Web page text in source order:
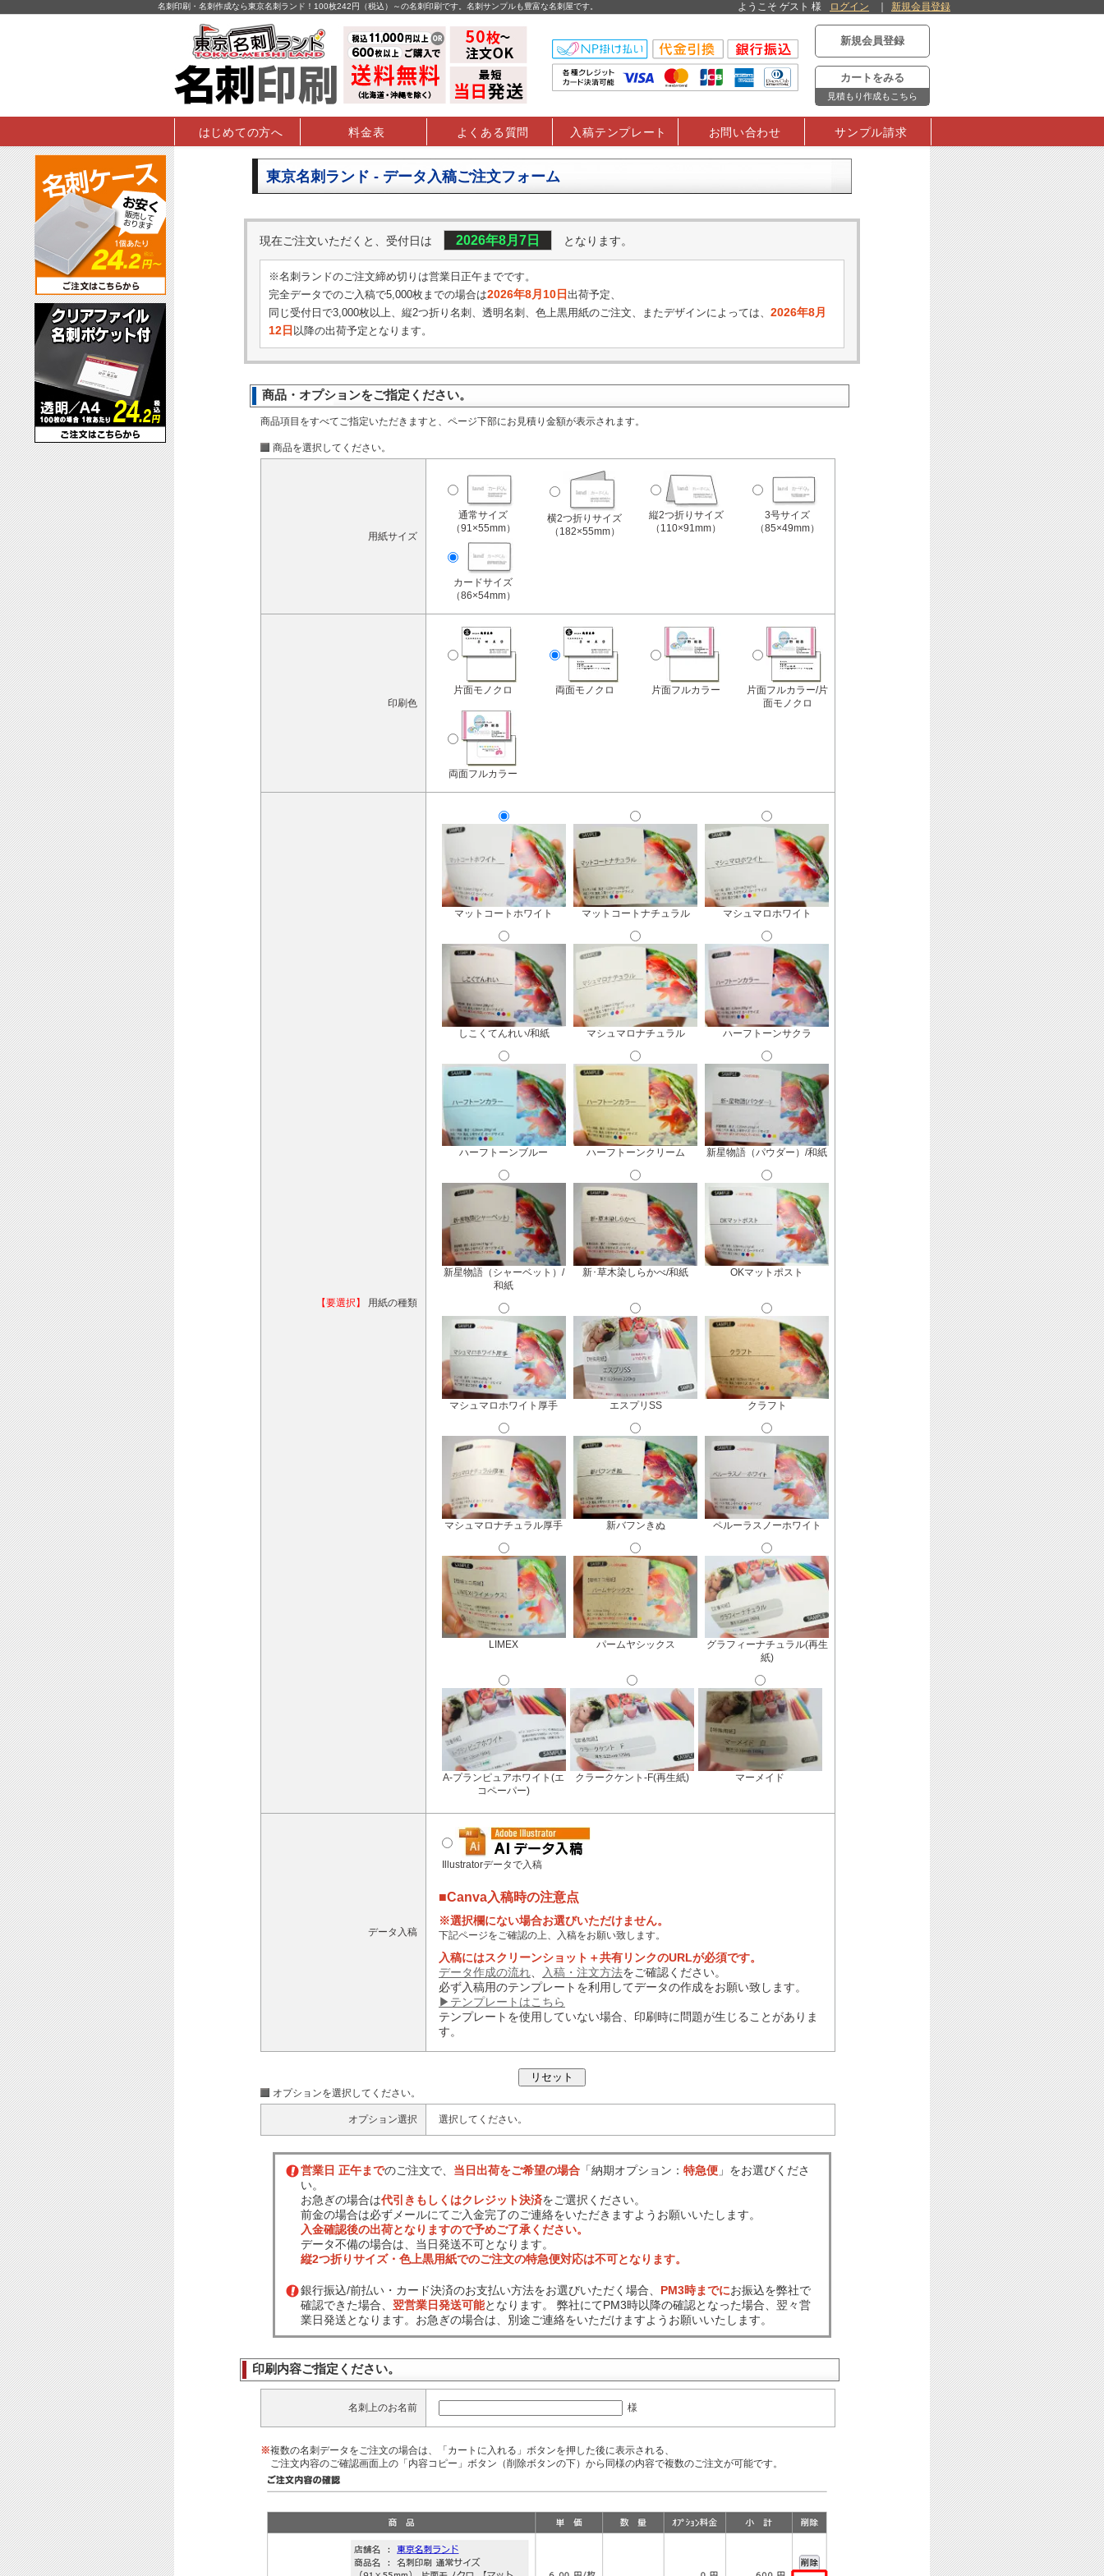
名刺印刷・名刺作成なら東京名刺ランド！100枚242円（税込）～の名刺印刷です。名刺サンプルも豊富な名刺屋です。 ようこそ ゲスト 様 ログイン 新規会員登録
新規会員登録
カートをみる
見積もり作成もこちら
はじめての方へ 料金表 よくある質問 入稿テンプレート お問い合わせ サンプル請求
東京名刺ランド - データ入稿ご注文フォーム
現在ご注文いただくと、受付日は 2026年8月7日 となります。
※名刺ランドのご注文締め切りは営業日正午までです。
完全データでのご入稿で5,000枚までの場合は2026年8月10日 出荷予定、
同じ受付日で3,000枚以上、縦2つ折り名刺、透明名刺、 色上黒用紙のご注文、またデザインによっては、 2026年8月
12日 以降の出荷予定となります。
商品・オプションをご指定ください。
商品項目をすべてご指定いただきますと、ページ下部にお見積り金額が表示されます。
商品を選択してください。
用紙サイズ
通常サイズ
（91×55mm）
横2つ折りサイズ
（182×55mm）
縦2つ折りサイズ
（110×91mm）
3号サイズ
（85×49mm）
カードサイズ
（86×54mm）
印刷色
片面モノクロ 両面モノクロ 片面フルカラー
片面フルカラー/片
面モノクロ
両面フルカラー
【要選択】 用紙の種類
マットコートホワイト マットコートナチュラル マシュマロホワイト
しこくてんれい/和紙 マシュマロナチュラル ハーフトーンサクラ
ハーフトーンブルー ハーフトーンクリーム 新星物語（パウダー）/和紙
新星物語（シャーベット）/
和紙
新･草木染しらかべ/和紙 OKマットポスト
マシュマロホワイト厚手 エスプリSS クラフト
マシュマロナチュラル厚手 新バフンきぬ ペルーラスノーホワイト
LIMEX パームヤシックス
グラフィーナチュラル(再生
紙)
A-プランピュアホワイト(エ
コペーパー)
クラークケント-F(再生紙) マーメイド
データ入稿
Illustratorデータで入稿
■Canva入稿時の注意点
※選択欄にない場合お選びいただけません。
下記ページをご確認の上、入稿をお願い致します。
入稿にはスクリーンショット＋共有リンクのURLが必須です。
データ作成の流れ
入稿・注文方法をご確認ください。
必ず入稿用のテンプレートを利用してデータの作成をお願い致します。
▶テンプレートはこちら
テンプレートを使用していない場合、印刷時に問題が生じることがありま
す。
オプションを選択してください。
オプション選択 選択してください。
営業日 正午までのご注文で、 当日出荷をご希望の場合 「納期オプション： 特急便 」をお選びくださ
い。
お急ぎの場合は代引きもしくはクレジット決済をご選択ください。
前金の場合は必ずメールにてご入金完了のご連絡をいただきますようお願いいたします。
入金確認後の出荷となりますので予めご了承ください。
データ不備の場合は、当日発送不可となります。
縦2つ折りサイズ・色上黒用紙でのご注文の特急便対応は不可となります。
銀行振込/前払い・カード決済のお支払い方法をお選びいただく場合、 PM3時までにお振込を弊社で
確認できた場合、 翌営業日発送可能となります。 弊社にてPM3時以降の確認となった場合、翌々営
業日発送となります。お急ぎの場合は、別途ご連絡をいただけますようお願いいたします。
印刷内容ご指定ください。
名刺上のお名前 様
※複数の名刺データをご注文の場合は、「カートに入れる」ボタンを押した後に表示される、
ご注文内容のご確認画面上の「内容コピー」ボタン（削除ボタンの下）から同様の内容で複数のご注文が可能です。